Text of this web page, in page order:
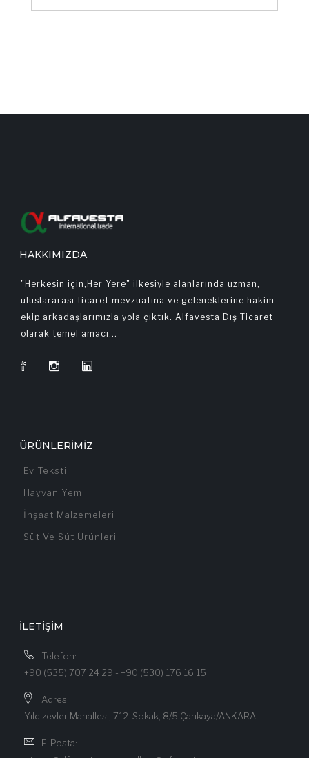
HAKKIMIZDA
"Herkesin için,Her Yere" ilkesiyle alanlarında uzman,
uluslararası ticaret mevzuatına ve geleneklerine hakim
ekip arkadaşlarımızla yola çıktık. Alfavesta Dış Ticaret
olarak temel amacı...
ÜRÜNLERIMIZ
Ev Tekstil
Hayvan Yemi
İnşaat Malzemeleri
Süt Ve Süt Ürünleri
İLETIŞIM
Telefon:
+90 (535) 707 24 29 - +90 (530) 176 16 15
Adres:
Yıldızevler Mahallesi, 712. Sokak, 8/5 Çankaya/ANKARA
E-Posta: